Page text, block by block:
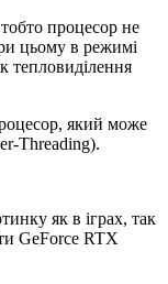
процесор не
цьому в режимі
тепловиділення
який може
Threading).
як в іграх, так
GeForce RTX